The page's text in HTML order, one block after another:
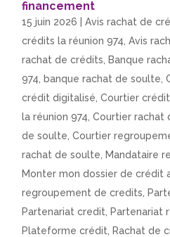
financement
15 juin 2026 |Avis rachat de
crédits la réunion 974 ,Avis
rachat de crédits ,Banque
974 ,banque rachat de soulte ,
crédit digitalisé ,Courtier
la réunion 974 ,Courtier rachat
de soulte ,Courtier
rachat de soulte ,Mandataire
Monter mon dossier de crédit
regroupement de credits ,
Partenariat credit ,Partenariat
Plateforme crédit ,Rachat de